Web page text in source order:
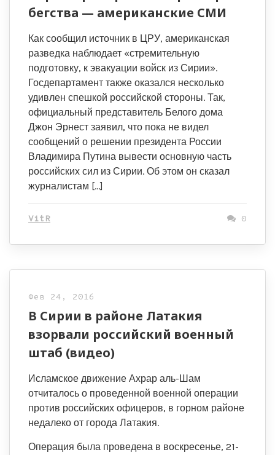
бегства — американские СМИ
Как сообщил источник в ЦРУ, американская
разведка наблюдает «стремительную
подготовку, к эвакуации войск из Сирии».
Госдепартамент также оказался несколько
удивлен спешкой российской стороны. Так,
официальный представитель Белого дома
Джон Эрнест заявил, что пока не видел
сообщений о решении президента России
Владимира Путина вывести основную часть
российских сил из Сирии. Об этом он сказал
журналистам […]
VitR 0
Фев 24, 2016
В Сирии в районе Латакия
взорвали российский военный
штаб (видео)
Исламское движение Ахрар аль-Шам
отчиталось о проведенной военной операции
против российских офицеров, в горном районе
недалеко от города Латакия.
Операция была проведена в воскресенье, 21-